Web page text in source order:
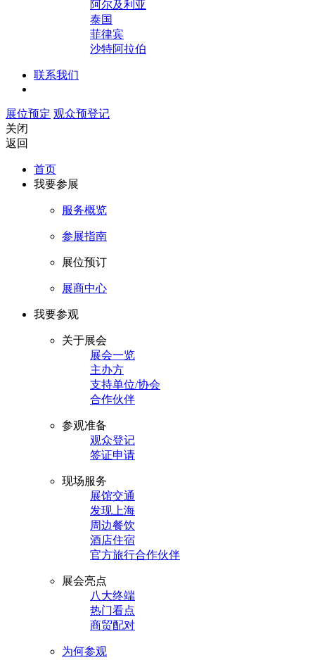
阿尔及利亚
泰国
菲律宾
沙特阿拉伯
联系我们
展位预定 观众预登记
关闭
返回
首页
我要参展
服务概览
参展指南
展位预订
展商中心
我要参观
关于展会
展会一览
主办方
支持单位/协会
合作伙伴
参观准备
观众登记
签证申请
现场服务
展馆交通
发现上海
周边餐饮
酒店住宿
官方旅行合作伙伴
展会亮点
八大终端
热门看点
商贸配对
为何参观